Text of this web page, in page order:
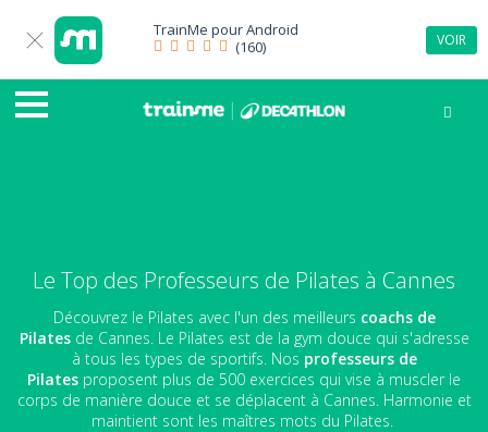
TrainMe pourAndroid
(160)
VOIR
Le Top des Professeurs de Pilates à Cannes
Découvrez le Pilates avec l'un des meilleurs coachs de
Pilatesde Cannes. Le Pilates est de la gym douce qui s'adresse
à tous les types de sportifs. Nos professeurs de
Pilates proposent plus de 500 exercices qui vise à muscler le
corps de manière douce et se déplacent à Cannes. Harmonie et
maintient sont les maîtres mots du Pilates.